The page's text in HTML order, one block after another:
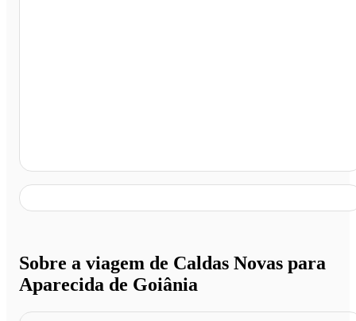
Sobre a viagem de Caldas Novas para
Aparecida de Goiânia